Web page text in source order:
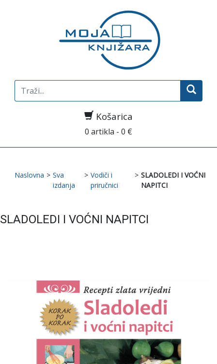
Search
for:
Košarica
0 artikla - 0 €
Naslovna > Sva
izdanja
> Vodiči i
priručnici
> SLADOLEDI I VOĆNI
NAPITCI
SLADOLEDI I VOĆNI NAPITCI